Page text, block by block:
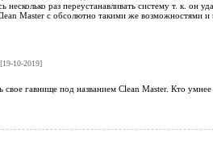
раз переустанавливать систему т. к. он
Master с обсолютно такими же возможностями и
10-2019]
гавнище под названием Clean Master. Кто